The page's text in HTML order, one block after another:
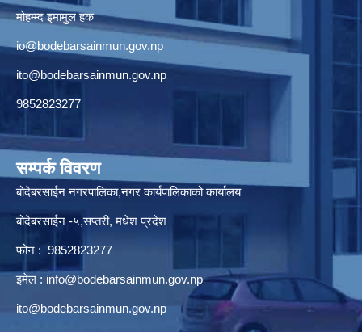
मोहम्म्द इमामुल हक
io@bodebarsainmun.gov.np
ito@bodebarsainmun.gov.np
9852823277
सम्पर्क विवरण
बोदेबरसाईन नगरपालिका,नगर कार्यपालिकाको कार्यालय
बोदेबरसाईन -५,सप्तरी, मधेश प्रदेश
फोन : 9852823277
इमेल : info@bodebarsainmun.gov.np
ito@bodebarsainmun.gov.np